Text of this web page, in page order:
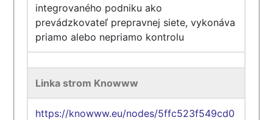
integrovaného podniku ako
prevádzkovateľ prepravnej siete, vykonáva
priamo alebo nepriamo kontrolu
Linka strom Knowww
https://knowww.eu/nodes/5ffc523f549cd0